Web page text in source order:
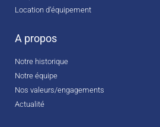
Location d‘équipement
A propos
Notre historique
Notre équipe
Nos valeurs/engagements
Actualité